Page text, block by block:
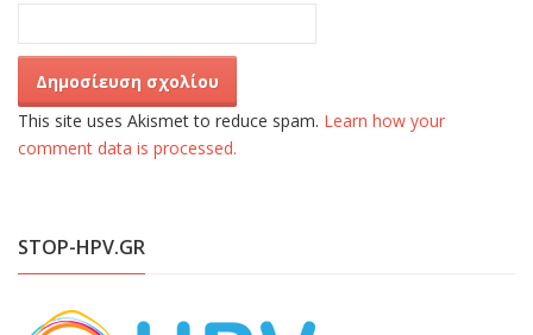
This site uses Akismet to reduce spam. Learn how your
comment data is processed.
STOP-HPV.GR